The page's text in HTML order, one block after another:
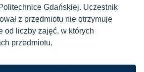
Gdańskiej. Uczestnik
z przedmiotu nie otrzymuje
od liczby zajęć, w których
przedmiotu.